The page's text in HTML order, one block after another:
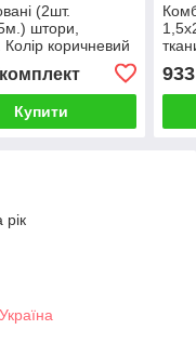
(2шт.
штори,
коричневий
Код 014дк
10-852
Купити
Код
933
рік